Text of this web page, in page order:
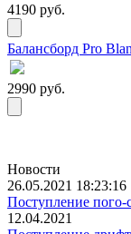
4190 руб.
Балансборд Pro
2990 руб.
Новости
26.05.2021 18:23:16
Поступление пого-
12.04.2021